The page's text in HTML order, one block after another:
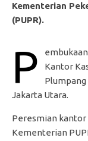
Kementerian
(PUPR).
P
Kantor
Plumpang
Jakarta Utara.
Peresmian kantor
Kementerian